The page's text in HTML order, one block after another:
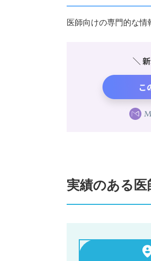
医師向けの専門的な
実績のある医